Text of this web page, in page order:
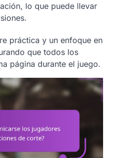
lo que puede llevar
práctica y un enfoque en
que todos los
página durante el juego.